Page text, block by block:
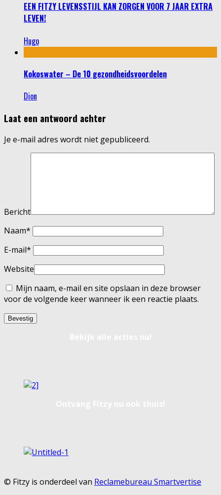
EEN FITZY LEVENSSTIJL KAN ZORGEN VOOR 7 JAAR EXTRA
LEVEN!
Hugo
Kokoswater – De 10 gezondheidsvoordelen
Dion
Laat een antwoord achter
Je e-mail adres wordt niet gepubliceerd.
Bericht
Naam*
E-mail*
Website
Mijn naam, e-mail en site opslaan in deze browser
voor de volgende keer wanneer ik een reactie plaats.
© Fitzy is onderdeel van Reclamebureau Smartvertise